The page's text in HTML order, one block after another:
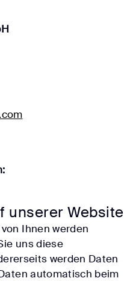
unserer Website
Ihnen werden
uns diese
werden Daten
automatisch beim